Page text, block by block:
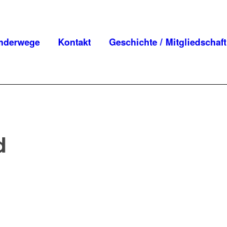
Kontakt Geschichte / Mitgliedschaft